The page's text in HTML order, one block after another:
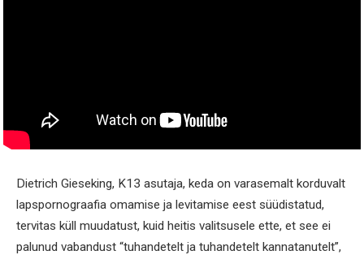
Dietrich Gieseking, K13 asutaja, keda on varasemalt korduvalt
lapspornograafia omamise ja levitamise eest süüdistatud,
tervitas küll muudatust, kuid heitis valitsusele ette, et see ei
palunud vabandust “tuhandetelt ja tuhandetelt kannatanutelt”,